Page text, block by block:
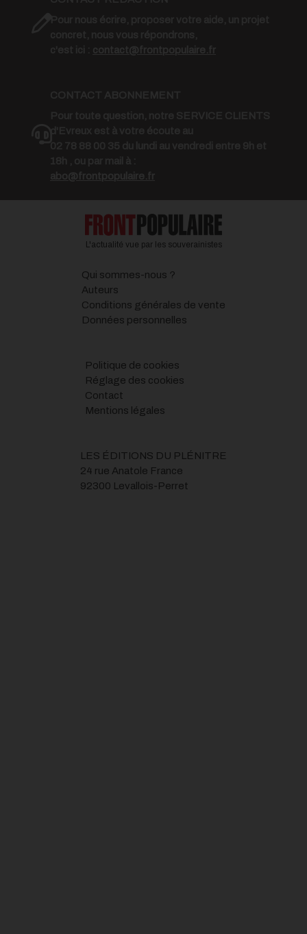
contact@frontpopulaire.fr
abo@frontpopulaire.fr
L'actualité vue par les souverainistes
Qui sommes-nous ?
Auteurs
Conditions générales de vente
Données personnelles
Politique de cookies
Réglage des cookies
Contact
Mentions légales
LES ÉDITIONS DU PLÉNITRE
24 rue Anatole France
92300 Levallois-Perret